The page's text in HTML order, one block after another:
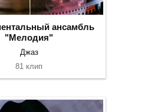
ансамбль
"Мелодия"
Джаз
81 клип